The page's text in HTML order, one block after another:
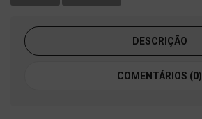
DESCRIÇÃO
COMENTÁRIOS (0)